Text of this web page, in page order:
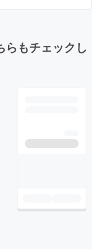
らもチェックし